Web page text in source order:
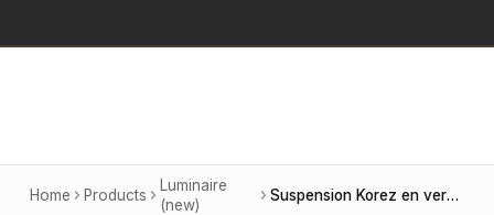
Home Products
Luminaire
(new)
Suspension Korez en verre transparent et doré, diamètre 40 cm